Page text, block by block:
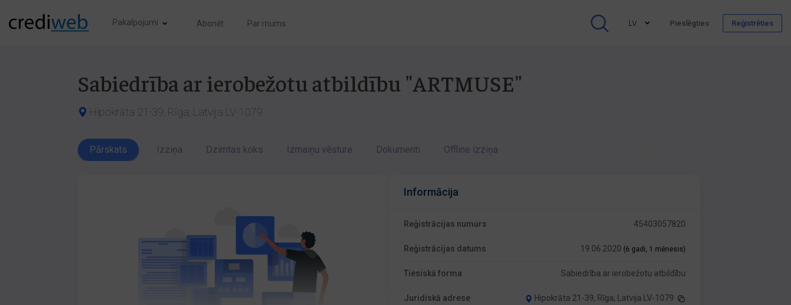
Pakalpojumi Abonēt Par mums LV Pieslēgties Reģistrēties
Sabiedrība ar ierobežotu atbildību "ARTMUSE"
Hipokrāta 21-39, Rīga, Latvija LV-1079
Pārskats Izziņa Dzimtas koks Izmaiņu vēsture Dokumenti Offline izziņa
Informācija
Reģistrācijas numurs 45403057820
Reģistrācijas datums 19.06.2020 (6 gadi, 1 mēnesis)
Tiesiskā forma Sabiedrība ar ierobežotu atbildību
Juridiskā adrese Hipokrāta 21-39, Rīga, Latvija LV-1079